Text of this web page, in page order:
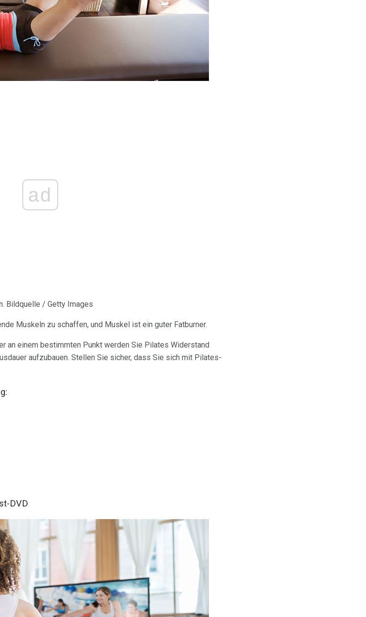
ad
Bildquelle / Getty Images
Muskeln zu schaffen, und Muskel ist ein guter Fatburner.
an einem bestimmten Punkt werden Sie Pilates Widerstand
aufzubauen. Stellen Sie sicher, dass Sie sich mit Pilates-
DVD